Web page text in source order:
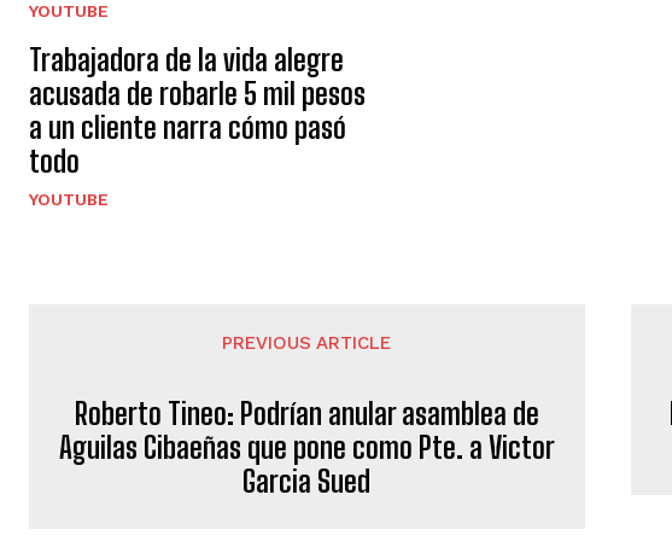
YOUTUBE
Trabajadora de la vida alegre
acusada de robarle 5 mil pesos
a un cliente narra cómo pasó
todo
YOUTUBE
PREVIOUS ARTICLE
Roberto Tineo: Podrían anular asamblea de
Aguilas Cibaeñas que pone como Pte. a Victor
Garcia Sued